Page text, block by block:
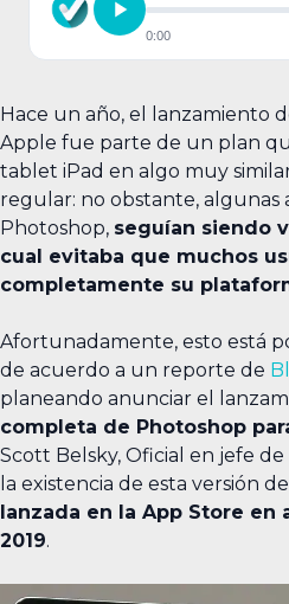
0:00
Hace un año, el lanzamiento
Apple fue parte de un plan
tablet iPad en algo muy
regular: no obstante, algunas
Photoshop, seguían siendo
cual evitaba que muchos
completamente su
Afortunadamente, esto está
de acuerdo a un reporte de
planeando anunciar el
completa de Photoshop
Scott Belsky, Oficial en jefe
la existencia de esta versión
lanzada en la App Store
2019.